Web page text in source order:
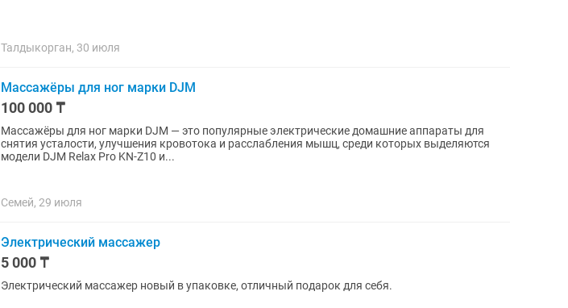
Талдыкорган, 30 июля
Массажёры для ног марки DJM
100 000 ₸
Массажёры для ног марки DJM — это популярные электрические домашние аппараты для
снятия усталости, улучшения кровотока и расслабления мышц, среди которых выделяются
модели DJM Relax Pro KN-Z10 и...
Семей, 29 июля
Электрический массажер
5 000 ₸
Электрический массажер новый в упаковке, отличный подарок для себя.